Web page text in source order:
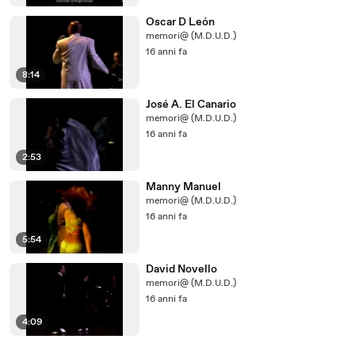
8:14
Oscar D León
memori@ (M.D.U.D.)
16 anni fa
2:53
José A. El Canario
memori@ (M.D.U.D.)
16 anni fa
5:54
Manny Manuel
memori@ (M.D.U.D.)
16 anni fa
4:09
David Novello
memori@ (M.D.U.D.)
16 anni fa